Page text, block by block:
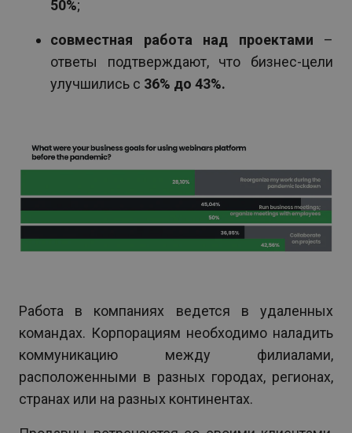
50%;
совместная работа над проектами –
ответы подтверждают, что бизнес-цели
улучшились с 36% до 43%.
Работа в компаниях ведется в удаленных
командах. Корпорациям необходимо наладить
коммуникацию между филиалами,
расположенными в разных городах, регионах,
странах или на разных континентах.